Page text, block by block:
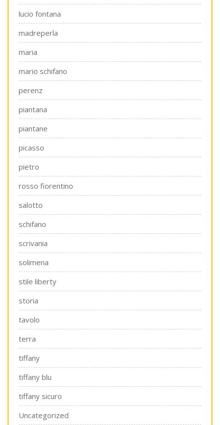
lucio fontana
madreperla
maria
mario schifano
perenz
piantana
piantane
picasso
pietro
rosso fiorentino
salotto
schifano
scrivania
solimena
stile liberty
storia
tavolo
terra
tiffany
tiffany blu
tiffany sicuro
Uncategorized